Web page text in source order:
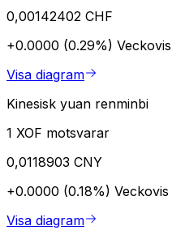
0,00142402 CHF
+0.0000 (0.29%) Veckovis
Visa diagram
Kinesisk yuan renminbi
1 XOF motsvarar
0,0118903 CNY
+0.0000 (0.18%) Veckovis
Visa diagram